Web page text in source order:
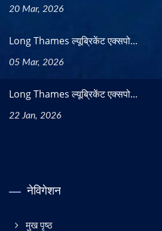
20 Mar, 2026
Long Thames ल्यूब्रिकेंट एक्सपो...
05 Mar, 2026
Long Thames ल्यूब्रिकेंट एक्सपो...
22 Jan, 2026
नेविगेशन
मुख पृष्ठ